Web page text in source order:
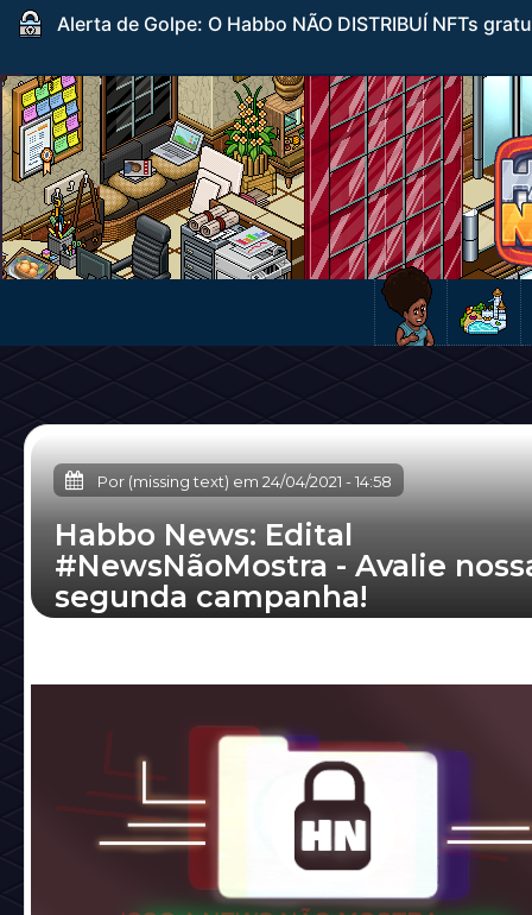
Alerta de Golpe: O Habbo NÃO DISTRIBUÍ NFTs
Por (missing text) em 24/04/2021 -14:58
Habbo News: Edital
#NewsNãoMostra - Avalie
segunda campanha!